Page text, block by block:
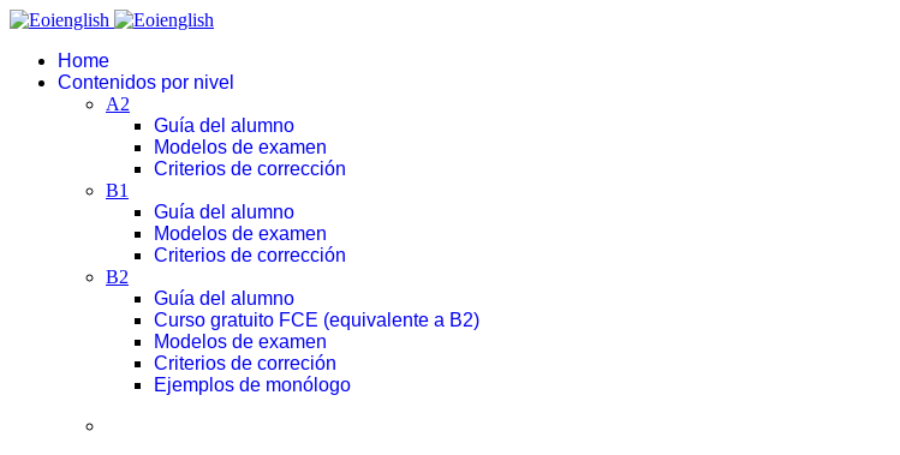
Home
Contenidos por nivel
A2
Guía del alumno
Modelos de examen
Criterios de corrección
B1
Guía del alumno
Modelos de examen
Criterios de corrección
B2
Guía del alumno
Curso gratuito FCE (equivalente a B2)
Modelos de examen
Criterios de correción
Ejemplos de monólogo